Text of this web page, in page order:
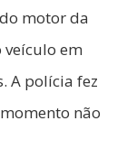
motor da
veículo em
A polícia fez
não